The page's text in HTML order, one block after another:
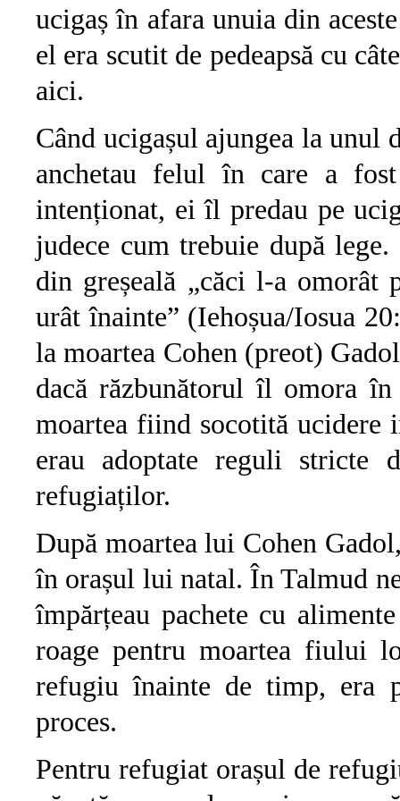
ucigaș în afara unuia din
el era scutit de pedeapsă cu
aici.
Când ucigașul ajungea la unul
anchetau felul în care a
intenționat, ei îl predau pe
judece cum trebuie după
din greșeală „căci l-a omorât
urât înainte” (Iehoșua/Iosua
la moartea Cohen (preot)
dacă răzbunătorul îl omora
moartea fiind socotită ucidere
erau adoptate reguli stricte
refugiaților.
După moartea lui Cohen
în orașul lui natal. În Talmud
împărțeau pachete cu
roage pentru moartea fiului
refugiu înainte de timp, era
proces.
Pentru refugiat orașul de